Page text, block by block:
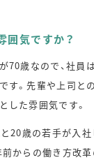
囲気ですか？
70歳なので、社員
す。先輩や上司と
した雰囲気です。
20歳の若手が入社
前からの働き方改